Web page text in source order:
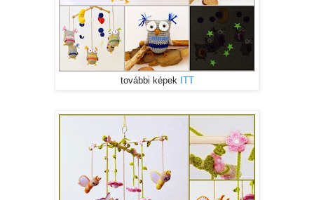
további képek